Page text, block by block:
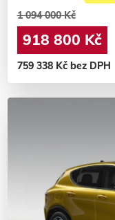
1 094 000 Kč
918 800 Kč
759 338 Kč bez DPH